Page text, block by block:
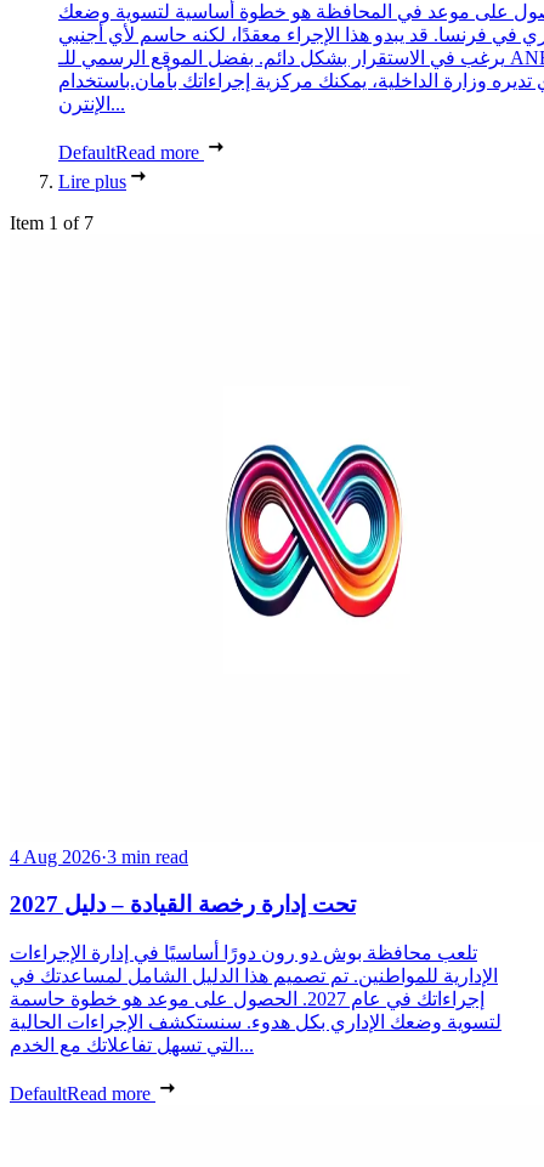
على موعد في المحافظة هو خطوة أساسية لتسوية وضعك
في فرنسا. قد يبدو هذا الإجراء معقدًا، لكنه حاسم لأي أجنبي
يرغب في الاستقرار بشكل دائم. بفضل الموقع الرسمي للـ ANEF،
تديره وزارة الداخلية، يمكنك مركزية إجراءاتك بأمان.باستخدام
الإنترن...
DefaultRead more
Lire plus
Item 1 of 7
4 Aug 2026·3 min read
تحت إدارة رخصة القيادة – دليل 2027
تلعب محافظة بوش دو رون دورًا أساسيًا في إدارة الإجراءات
الإدارية للمواطنين. تم تصميم هذا الدليل الشامل لمساعدتك في
إجراءاتك في عام 2027. الحصول على موعد هو خطوة حاسمة
لتسوية وضعك الإداري بكل هدوء. سنستكشف الإجراءات الحالية
التي تسهل تفاعلاتك مع الخدم...
DefaultRead more